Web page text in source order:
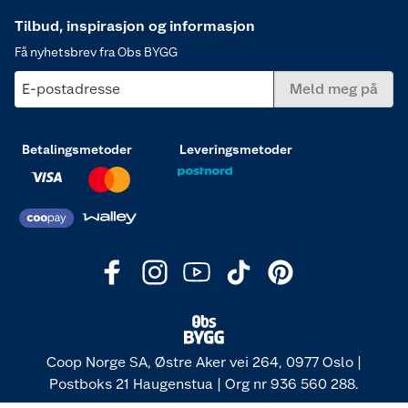
Tilbud, inspirasjon og informasjon
Få nyhetsbrev fra Obs BYGG
E-postadresse Meld meg på
Betalingsmetoder Leveringsmetoder
Coop Norge SA, Østre Aker vei 264, 0977 Oslo |
Postboks 21 Haugenstua | Org nr 936 560 288.